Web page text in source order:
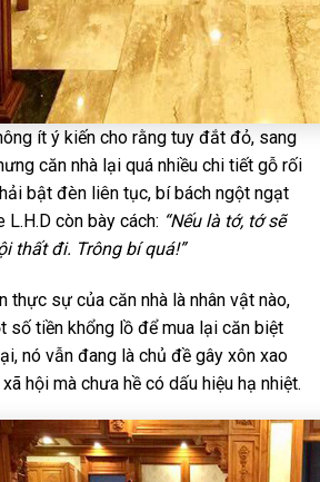
ít ý kiến cho rằng tuy đắt đỏ, sang
căn nhà lại quá nhiều chi tiết gỗ rối
bật đèn liên tục, bí bách ngột ngạt
L.H.D còn bày cách: “Nếu là tớ, tớ sẽ
thất đi. Trông bí quá!”
thực sự của căn nhà là nhân vật nào,
số tiền khổng lồ để mua lại căn biệt
nó vẫn đang là chủ đề gây xôn xao
hội mà chưa hề có dấu hiệu hạ nhiệt.